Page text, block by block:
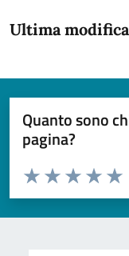
Ultima
Quanto sono
pagina?
Domanda
Valuta da 1 a 5 stelle la
Valuta
Valuta 3
Valuta 2 stelle
Valuta 1 stelle su 5